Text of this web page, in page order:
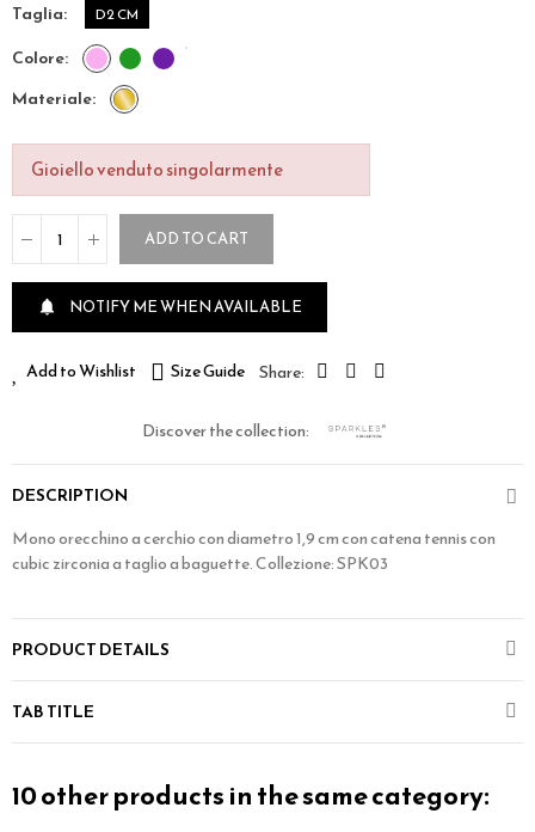
taglia D2 CM
colore
materiale
Gioiello venduto singolarmente
ADD TO CART
 NOTIFY ME WHEN AVAILABLE
Add to Wishlist Size Guide
Discover the collection:
DESCRIPTION
Mono orecchino a cerchio con diametro 1,9 cm con catena tennis con
cubic zirconia a taglio a baguette. Collezione: SPK03
PRODUCT DETAILS
TAB TITLE
10 other products in the same category: